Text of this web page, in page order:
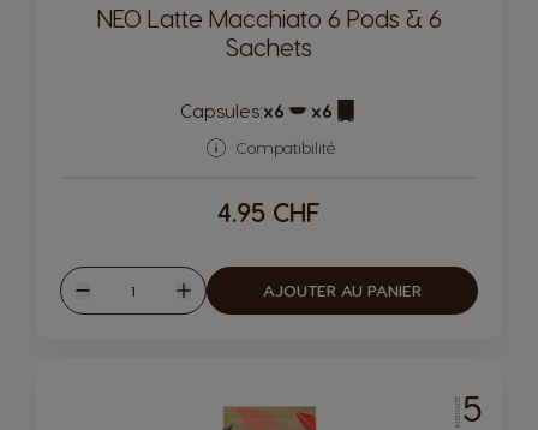
NEO Latte Macchiato 6 Pods & 6
Sachets
Capsules:x6 x6
Compatibilité
4.95 CHF
Diminuer
Quantité
Augmenter
AJOUTER AU PANIER
INTENSITÉ5